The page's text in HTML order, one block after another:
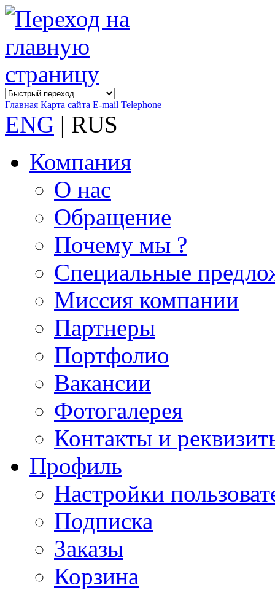
Главная Карта сайта E-mail Telephone
ENG | RUS
Компания
О нас
Обращение
Почему мы ?
Специальные
Миссия компании
Партнеры
Портфолио
Вакансии
Фотогалерея
Контакты и
Профиль
Настройки
Подписка
Заказы
Корзина